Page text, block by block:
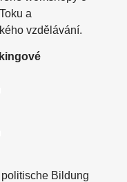
a
vzdělávání.
Bildung